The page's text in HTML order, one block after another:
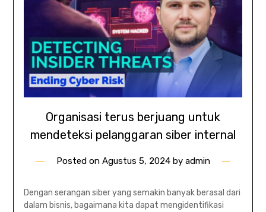
Organisasi terus berjuang untuk
mendeteksi pelanggaran siber internal
Posted on Agustus 5, 2024by admin
Dengan serangan siber yang semakin banyak berasal dari
dalam bisnis, bagaimana kita dapat mengidentifikasi